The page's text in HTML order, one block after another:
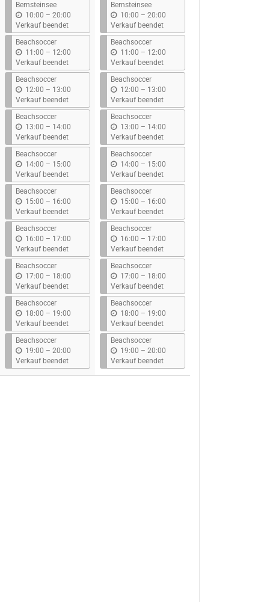
Bernsteinsee
10:00 – b
i
s
20:00
Verkauf beendet
Beachsoccer
11:00 – b
i
s
12:00
Verkauf beendet
Beachsoccer
12:00 – b
i
s
13:00
Verkauf beendet
Beachsoccer
13:00 – b
i
s
14:00
Verkauf beendet
Beachsoccer
14:00 – b
i
s
15:00
Verkauf beendet
Beachsoccer
15:00 – b
i
s
16:00
Verkauf beendet
Beachsoccer
16:00 – b
i
s
17:00
Verkauf beendet
Beachsoccer
17:00 – b
i
s
18:00
Verkauf beendet
Beachsoccer
18:00 – b
i
s
19:00
Verkauf beendet
Beachsoccer
19:00 – b
i
s
20:00
Verkauf beendet
Bernsteinsee
10:00 – b
i
s
20:00
Verkauf beendet
Beachsoccer
11:00 – b
i
s
12:00
Verkauf beendet
Beachsoccer
12:00 – b
i
s
13:00
Verkauf beendet
Beachsoccer
13:00 – b
i
s
14:00
Verkauf beendet
Beachsoccer
14:00 – b
i
s
15:00
Verkauf beendet
Beachsoccer
15:00 – b
i
s
16:00
Verkauf beendet
Beachsoccer
16:00 – b
i
s
17:00
Verkauf beendet
Beachsoccer
17:00 – b
i
s
18:00
Verkauf beendet
Beachsoccer
18:00 – b
i
s
19:00
Verkauf beendet
Beachsoccer
19:00 – b
i
s
20:00
Verkauf beendet